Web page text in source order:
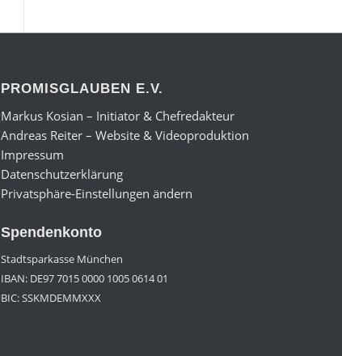
PROMISGLAUBEN E.V.
Markus Kosian – Initiator & Chefredakteur
Andreas Reiter – Website & Videoproduktion
Impressum
Datenschutzerklärung
Privatsphäre-Einstellungen ändern
Spendenkonto
Stadtsparkasse München
IBAN: DE97 7015 0000 1005 0614 01
BIC: SSKMDEMMXXX